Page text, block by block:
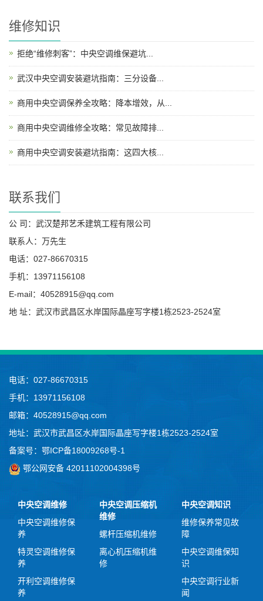
维修知识
拒绝“维修刺客”：中央空调维保避坑...
武汉中央空调安装避坑指南：三分设备...
商用中央空调保养全攻略：降本增效，从...
商用中央空调维修全攻略：常见故障排...
商用中央空调安装避坑指南：这四大核...
联系我们
公 司：武汉楚邦艺禾建筑工程有限公司
联系人：万先生
电话：027-86670315
手机：13971156108
E-mail：40528915@qq.com
地 址：武汉市武昌区水岸国际晶座写字楼1栋2523-2524室
电话：027-86670315
手机：13971156108
邮箱：40528915@qq.com
地址：武汉市武昌区水岸国际晶座写字楼1栋2523-2524室
备案号： 鄂ICP备18009268号-1
鄂公网安备 42011102004398号
中央空调维修
中央空调维修保
养
特灵空调维修保
养
开利空调维修保
养
中央空调压缩机
维修
螺杆压缩机维修
离心机压缩机维
修
中央空调知识
维修保养常见故
障
中央空调维保知
识
中央空调行业新
闻